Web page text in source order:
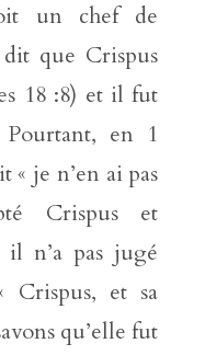
un chef de
que Crispus
18 :8) et il fut
Pourtant, en 1
« je n’en ai pas
Crispus et
n’a pas jugé
Crispus, et sa
qu’elle fut